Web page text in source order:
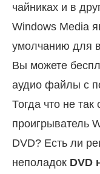
чайниках и в
Windows Media
умолчанию для
Вы можете
аудио файлы с
Тогда что не
проигрыватель
DVD? Есть ли
неполадок DVD